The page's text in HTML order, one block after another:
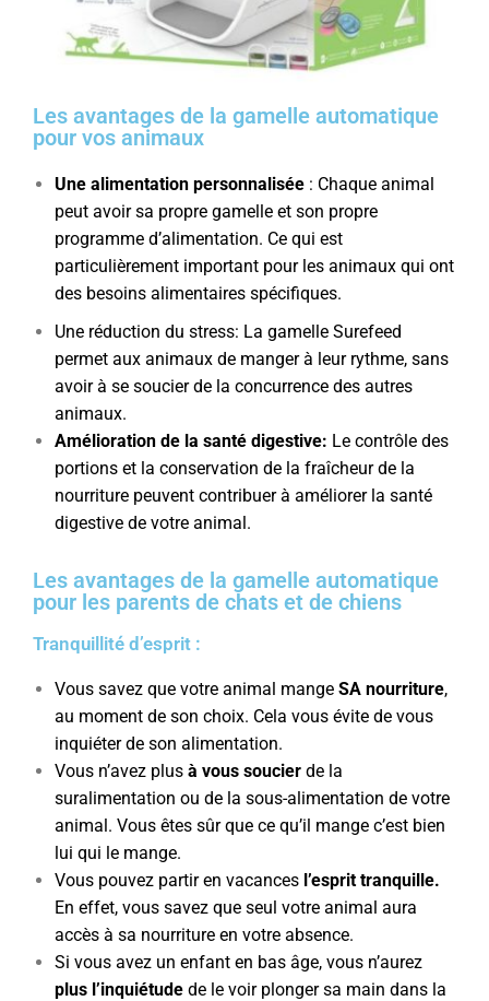
Les avantages de la gamelle automatique
pour vos animaux
Une alimentation personnalisée : Chaque animal
peut avoir sa propre gamelle et son propre
programme d’alimentation. Ce qui est
particulièrement important pour les animaux qui ont
des besoins alimentaires spécifiques.
Une réduction du stress: La gamelle Surefeed
permet aux animaux de manger à leur rythme, sans
avoir à se soucier de la concurrence des autres
animaux.
Amélioration de la santé digestive: Le contrôle des
portions et la conservation de la fraîcheur de la
nourriture peuvent contribuer à améliorer la santé
digestive de votre animal.
Les avantages de la gamelle automatique
pour les parents de chats et de chiens
Tranquillité d’esprit :
Vous savez que votre animal mange SA nourriture,
au moment de son choix. Cela vous évite de vous
inquiéter de son alimentation.
Vous n’avez plus à vous soucier de la
suralimentation ou de la sous-alimentation de votre
animal. Vous êtes sûr que ce qu’il mange c’est bien
lui qui le mange.
Vous pouvez partir en vacances l’esprit tranquille.
En effet, vous savez que seul votre animal aura
accès à sa nourriture en votre absence.
Si vous avez un enfant en bas âge, vous n’aurez
plus l’inquiétude de le voir plonger sa main dans la